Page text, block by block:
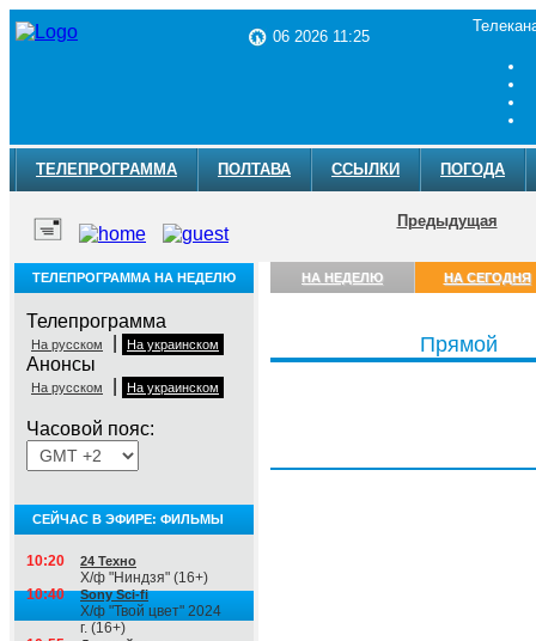
06 2026 11:25
ТЕЛЕПРОГРАММА ПОЛТАВА ССЫЛКИ ПОГОДА
Предыдущая
ТЕЛЕПРОГРАММА НА НЕДЕЛЮ
Телепрограмма
На русском На украинском
Анонсы
На русском На украинском
Часовой пояс:
СЕЙЧАС В ЭФИРЕ: ФИЛЬМЫ
10:20 24 Техно
Х/ф "Ниндзя" (16+)
10:40
Sony Sci-fi
Х/ф "Твой цвет" 2024
г. (16+)
НА НЕДЕЛЮ НА СЕГОДНЯ
Прямой